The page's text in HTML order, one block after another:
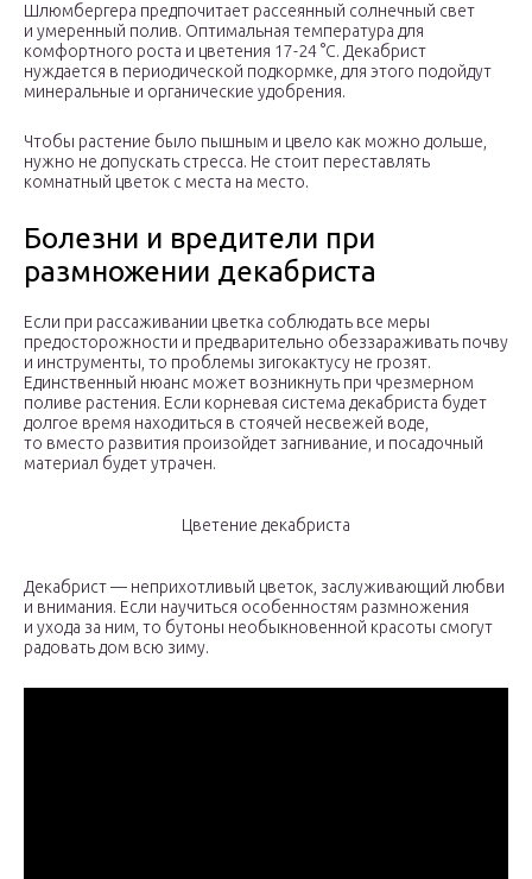
Шлюмбергера предпочитает рассеянный солнечный свет
и умеренный полив. Оптимальная температура для
комфортного роста и цветения 17-24 °С. Декабрист
нуждается в периодической подкормке, для этого подойдут
минеральные и органические удобрения.
Чтобы растение было пышным и цвело как можно дольше,
нужно не допускать стресса. Не стоит переставлять
комнатный цветок с места на место.
Болезни и вредители при
размножении декабриста
Если при рассаживании цветка соблюдать все меры
предосторожности и предварительно обеззараживать почву
и инструменты, то проблемы зигокактусу не грозят.
Единственный нюанс может возникнуть при чрезмерном
поливе растения. Если корневая система декабриста будет
долгое время находиться в стоячей несвежей воде,
то вместо развития произойдет загнивание, и посадочный
материал будет утрачен.
Цветение декабриста
Декабрист — неприхотливый цветок, заслуживающий любви
и внимания. Если научиться особенностям размножения
и ухода за ним, то бутоны необыкновенной красоты смогут
радовать дом всю зиму.